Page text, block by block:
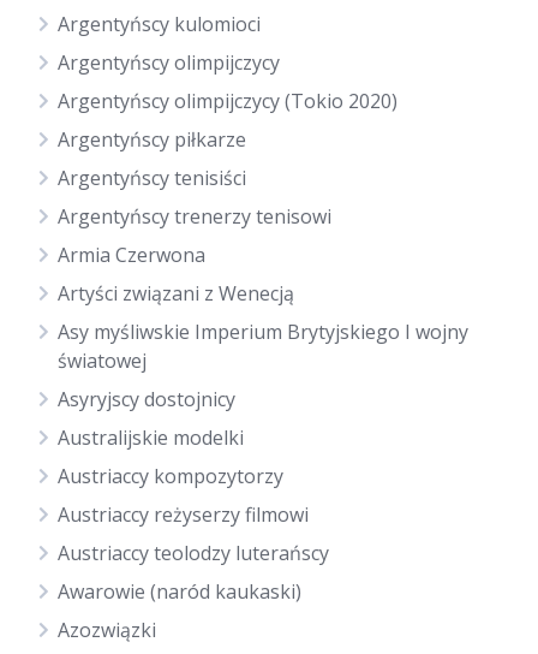
Argentyńscy kulomioci
Argentyńscy olimpijczycy
Argentyńscy olimpijczycy (Tokio 2020)
Argentyńscy piłkarze
Argentyńscy tenisiści
Argentyńscy trenerzy tenisowi
Armia Czerwona
Artyści związani z Wenecją
Asy myśliwskie Imperium Brytyjskiego I wojny
światowej
Asyryjscy dostojnicy
Australijskie modelki
Austriaccy kompozytorzy
Austriaccy reżyserzy filmowi
Austriaccy teolodzy luterańscy
Awarowie (naród kaukaski)
Azozwiązki